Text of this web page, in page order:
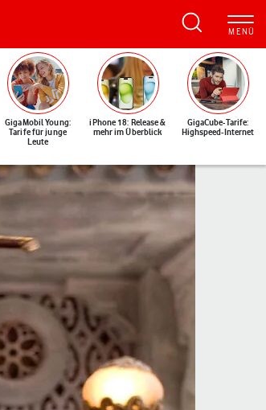
GigaMobil Young:
Tarife für junge
Leute
iPhone 18: Release &
mehr im Überblick
GigaCube-Tarife:
Highspeed-Internet